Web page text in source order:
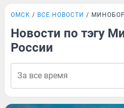
ОМСК ВСЕ НОВОСТИ
Новости по тэгу
России